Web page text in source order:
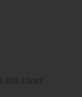
López